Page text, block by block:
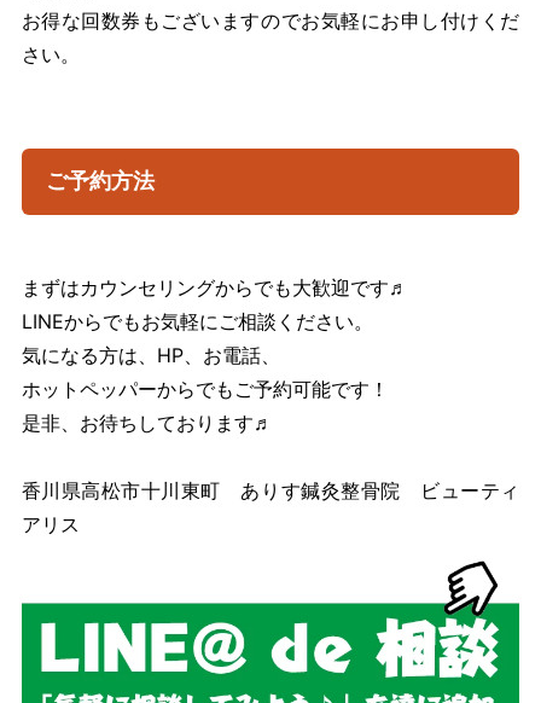
お得な回数券もございますのでお気軽にお申し付けくだ
さい。
ご予約方法
まずはカウンセリングからでも大歓迎です♬
LINEからでもお気軽にご相談ください。
気になる方は、HP、お電話、
ホットペッパーからでもご予約可能です！
是非、お待ちしております♬
香川県高松市十川東町 ありす鍼灸整骨院 ビューティ
アリス